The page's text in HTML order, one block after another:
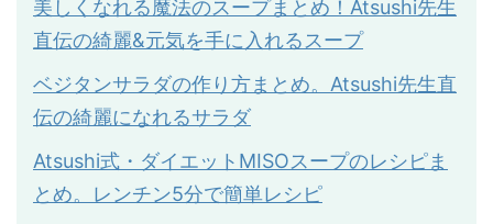
美しくなれる魔法のスープまとめ！Atsushi先生
直伝の綺麗&元気を手に入れるスープ
ベジタンサラダの作り方まとめ。Atsushi先生直
伝の綺麗になれるサラダ
Atsushi式・ダイエットMISOスープのレシピま
とめ。レンチン5分で簡単レシピ